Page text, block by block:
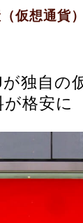
仮想通貨
独自の
格安に